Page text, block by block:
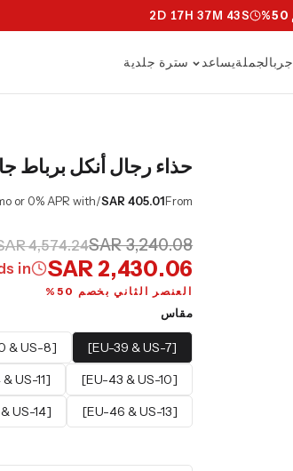
2D 17H 37M 41S
بالجملةيساعد سترة جلدية
حذاء رجال أنكل برباط
From
SAR 405.01
/mo or 0% APR with
SAR 3,240.08
4,574.24
SAR 2,430.06
in
العنصر الثاني بخصم 50%
مقاس
[EU-39 & US-7]
[EU-40 & US-8]
[EU-43 & US-10]
[EU-44 & US-11]
[EU-46 & US-13]
[EU-47 & US-14]